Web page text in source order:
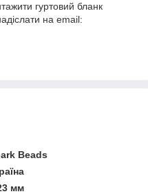
гуртовий бланк
на email:
Beads
мм